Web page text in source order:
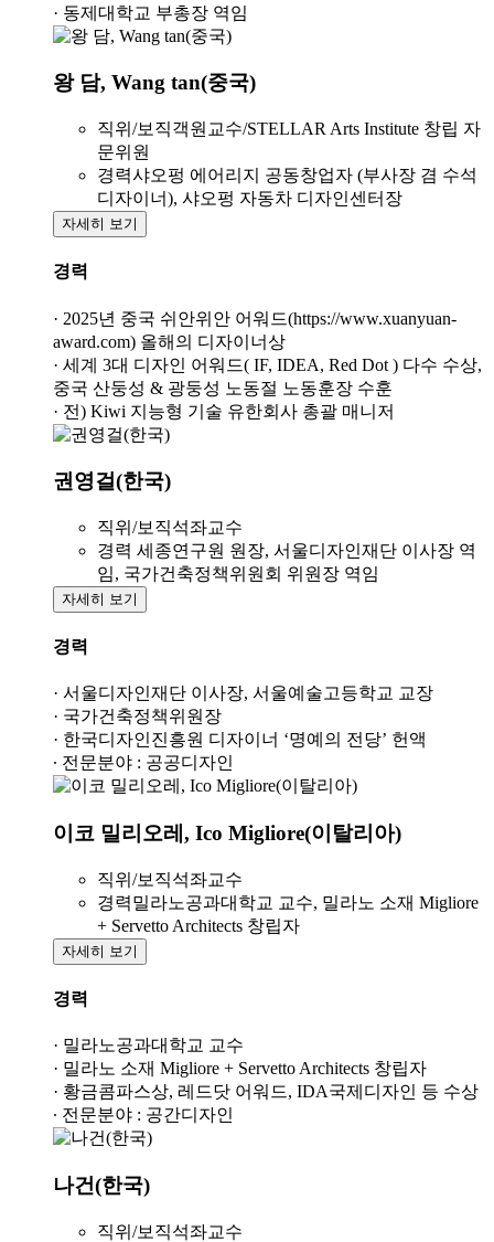
· 동제대학교 부총장 역임
왕 담, Wang tan(중국)
직위/보직객원교수/STELLAR Arts Institute 창립 자
문위원
경력샤오펑 에어리지 공동창업자 (부사장 겸 수석
디자이너), 샤오펑 자동차 디자인센터장
자세히 보기
경력
· 2025년 중국 쉬안위안 어워드(https://www.xuanyuan-
award.com) 올해의 디자이너상
· 세계 3대 디자인 어워드( IF, IDEA, Red Dot ) 다수 수상,
중국 산둥성 & 광둥성 노동절 노동훈장 수훈
· 전) Kiwi 지능형 기술 유한회사 총괄 매니저
권영걸(한국)
직위/보직석좌교수
경력 세종연구원 원장, 서울디자인재단 이사장 역
임, 국가건축정책위원회 위원장 역임
자세히 보기
경력
· 서울디자인재단 이사장, 서울예술고등학교 교장
· 국가건축정책위원장
· 한국디자인진흥원 디자이너 ‘명예의 전당’ 헌액
· 전문분야 : 공공디자인
이코 밀리오레, Ico Migliore(이탈리아)
직위/보직석좌교수
경력밀라노공과대학교 교수, 밀라노 소재 Migliore
+ Servetto Architects 창립자
자세히 보기
경력
· 밀라노공과대학교 교수
· 밀라노 소재 Migliore + Servetto Architects 창립자
· 황금콤파스상, 레드닷 어워드, IDA국제디자인 등 수상
· 전문분야 : 공간디자인
나건(한국)
직위/보직석좌교수